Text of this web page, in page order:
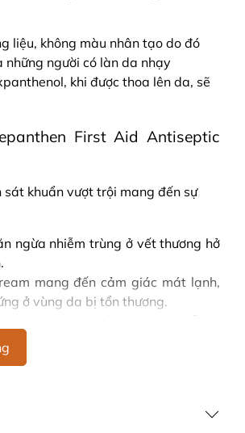
liệu, không màu nhân tạo do đó
những người có làn da nhạy
khi được thoa lên da, sẽ
First Aid Antiseptic
khuẩn vượt trội mang đến sự
ngừa nhiễm trùng ở vết thương hở
mang đến cảm giác mát lạnh,
ở vùng da bị tổn thương.
làm dịu các vết bỏng nhẹ, hỗ trợ
da.
Chloride 500 mcg, các hoạt
như protegin X, cetyl alcohol,